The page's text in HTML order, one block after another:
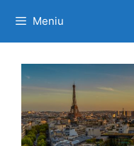
conținut
Meniu